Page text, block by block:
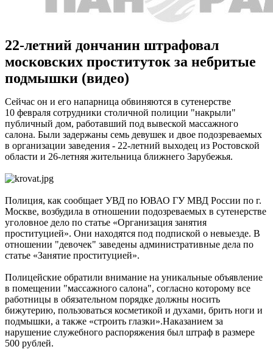
22-летний дончанин штрафовал
московских проституток за небритые
подмышки (видео)
Сейчас он и его напарница обвиняются в сутенерстве
10 февраля сотрудники столичной полиции "накрыли"
публичный дом, работавший под вывеской массажного
салона. Были задержаны семь девушек и двое подозреваемых
в организации заведения - 22-летний выходец из Ростовской
области и 26-летняя жительница ближнего Зарубежья.
Полиция, как сообщает УВД по ЮВАО ГУ МВД России по г.
Москве, возбудила в отношении подозреваемых в сутенерстве
уголовное дело по статье «Организация занятия
проституцией». Они находятся под подпиской о невыезде. В
отношении "девочек" заведены административные дела по
статье «Занятие проституцией».
Полицейские обратили внимание на уникальные объявление
в помещении "массажного салона", согласно которому все
работницы в обязательном порядке должны носить
бижутерию, пользоваться косметикой и духами, брить ноги и
подмышки, а также «строить глазки».Наказанием за
нарушение служебного распоряжения был штраф в размере
500 рублей.